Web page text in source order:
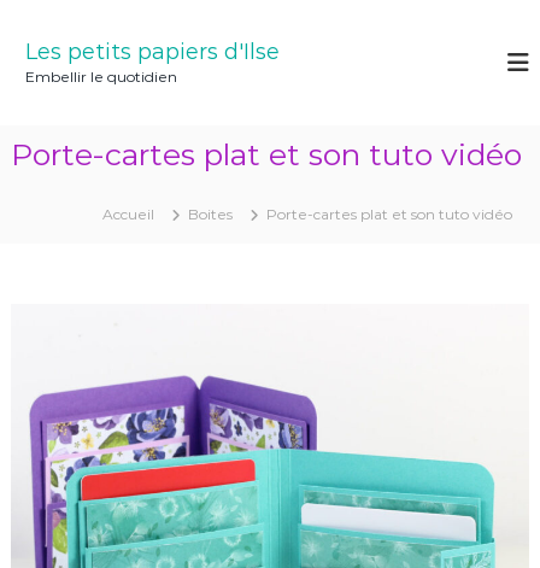
Les petits papiers d'Ilse
Embellir le quotidien
Porte-cartes plat et son tuto vidéo
Accueil Boites Porte-cartes plat et son tuto vidéo